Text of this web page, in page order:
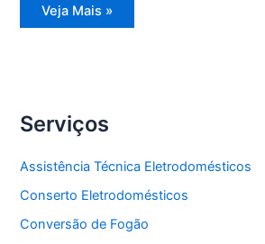
Assistência
Técnica
Veja Mais »
Serviços
Assistência Técnica Eletrodomésticos
Conserto Eletrodomésticos
Conversão de Fogão